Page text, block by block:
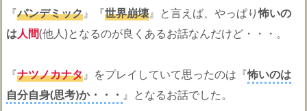
『パンデミック』『世界崩壊』と言えば、やっぱり怖いの
は人間(他人)となるのが良くあるお話なんだけど・・・。
『ナツノカナタ』をプレイしていて思ったのは『怖いのは
自分自身(思考)か・・・ 』となるお話でした。